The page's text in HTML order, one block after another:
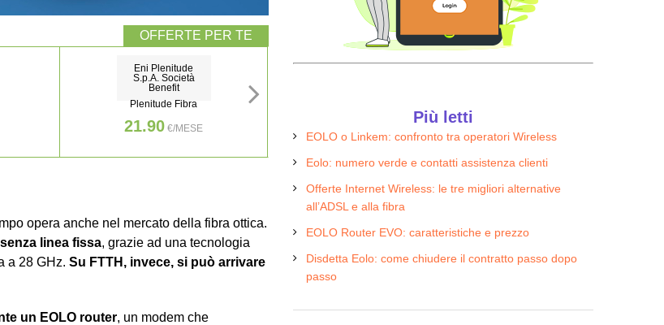
Eni Plenitude
S.p.A. Società
Benefit
Plenitude Fibra
21.90 €/MESE
opera anche nel mercato della fibra ottica.
linea fissa, grazie ad una tecnologia
a 28 GHz. Su FTTH, invece, si può arrivare
un EOLO router, un modem che
Più letti
EOLO o Linkem: confronto tra operatori Wireless
Eolo: numero verde e contatti assistenza clienti
Offerte Internet Wireless: le tre migliori alternative
all’ADSL e alla fibra
EOLO Router EVO: caratteristiche e prezzo
Disdetta Eolo: come chiudere il contratto passo dopo
passo